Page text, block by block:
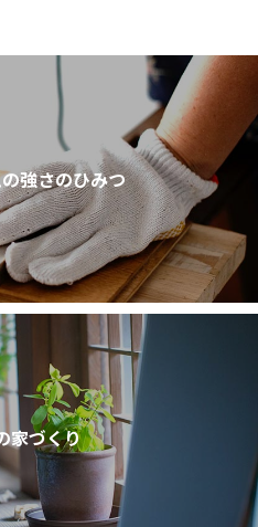
強さのひみつ
家づくり